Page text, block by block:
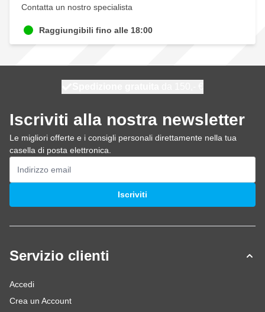
Contatta un nostro specialista
Raggiungibili fino alle 18:00
Iscriviti alla nostra newsletter
Le migliori offerte e i consigli personali direttamente nella tua
casella di posta elettronica.
Indirizzo email
Iscriviti
Servizio clienti
Accedi
Crea un Account